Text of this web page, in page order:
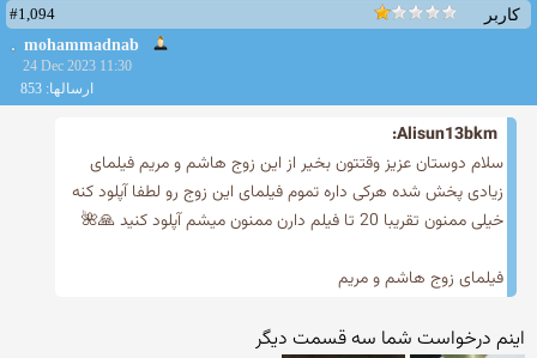
کاربر
#1,094
mohammadnab
24 Dec 2023 11:30
ارسالها: 853
Alisun13bkm:
سلام دوستان عزیز وقتتون بخیر از این زوج هاشم و مریم فیلمای
زیادی پخش شده هرکی داره تموم فیلمای این زوج رو لطفا آپلود کنه
خیلی ممنون تقریبا 20 تا فیلم دارن ممنون میشم آپلود کنید 🙏🌺
فیلمای زوج هاشم و مریم
اینم درخواست شما سه قسمت دیگر